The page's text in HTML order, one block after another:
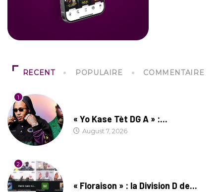
RECENT POPULAIRE COMMENTAIRE
1
« Yo Kase Tèt DG A » :...
August 7, 2026
2
« Floraison » : la Division D de...